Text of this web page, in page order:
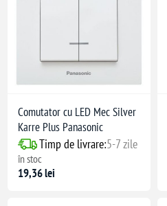
Comutator cu LED Mec Silver
Karre Plus Panasonic
Timp de livrare:5-7 zile
în stoc
19,36 lei